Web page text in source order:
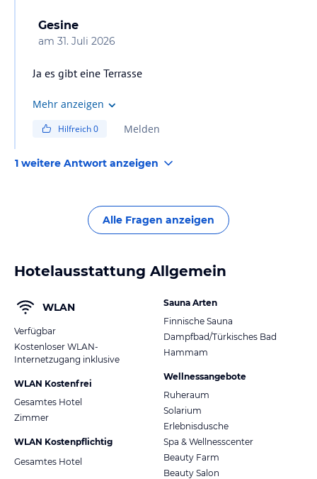
Gesine
am 31. Juli 2026
Ja es gibt eine Terrasse
Mehr anzeigen
Hilfreich0 Melden
1 weitere Antwort anzeigen
Alle Fragen anzeigen
Hotelausstattung Allgemein
WLAN
Verfügbar
Kostenloser WLAN-
Internetzugang inklusive
WLAN Kostenfrei
Gesamtes Hotel
Zimmer
WLAN Kostenpflichtig
Gesamtes Hotel
Sauna Arten
Finnische Sauna
Dampfbad/Türkisches Bad
Hammam
Wellnessangebote
Ruheraum
Solarium
Erlebnisdusche
Spa & Wellnesscenter
Beauty Farm
Beauty Salon